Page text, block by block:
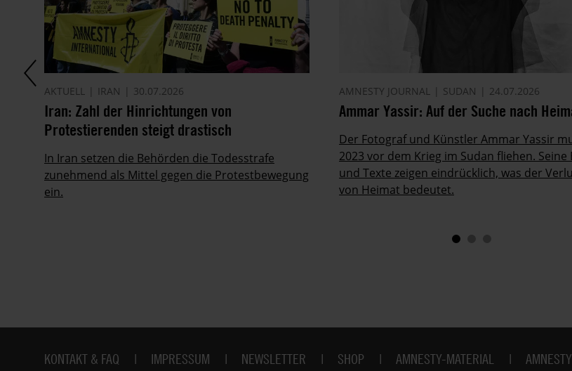
AKTUELL IRAN 30.07.2026
Iran: Zahl der Hinrichtungen von
Protestierenden steigt drastisch
In Iran setzen die Behörden die Todesstrafe
zunehmend als Mittel gegen die Protestbewegung
ein.
AMNESTY JOURNAL SUDAN 24.07.2026
Ammar Yassir: Auf der Suche nach
Der Fotograf und Künstler Ammar Yassir
2023 vor dem Krieg im Sudan fliehen. Seine
und Texte zeigen eindrücklich, was der
von Heimat bedeutet.
Fußbereich
KONTAKT & FAQ IMPRESSUM NEWSLETTER SHOP AMNESTY-MATERIAL